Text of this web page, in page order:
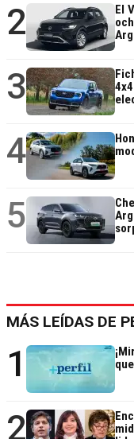
2
El
3
4
5
MÁS LEÍDAS DE
1
2